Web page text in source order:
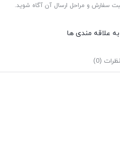
سفارش و مراحل ارسال آن آگاه شوید.
علاقه مندی ها
نظرات (0)